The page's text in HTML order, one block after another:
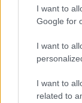
I want to
Google for
I want to
I want to
related to